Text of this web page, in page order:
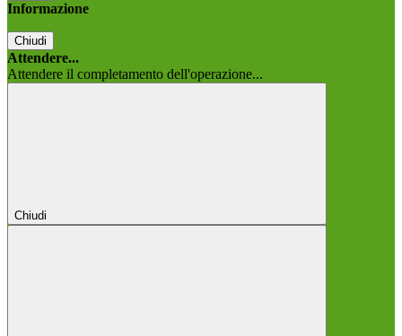
Informazione
Chiudi
Attendere...
Attendere il completamento dell'operazione...
Chiudi